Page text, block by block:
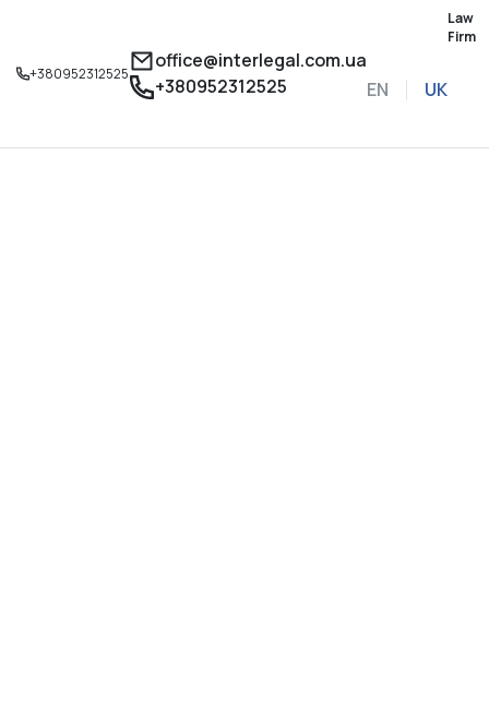
+380952312525
Law
Firm
office@interlegal.com.ua
+380952312525
EN UK